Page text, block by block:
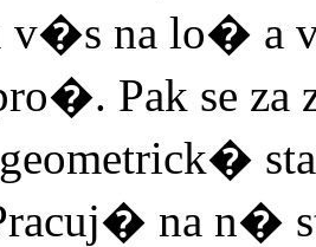
v�s na lo� a
Pak se
na n�